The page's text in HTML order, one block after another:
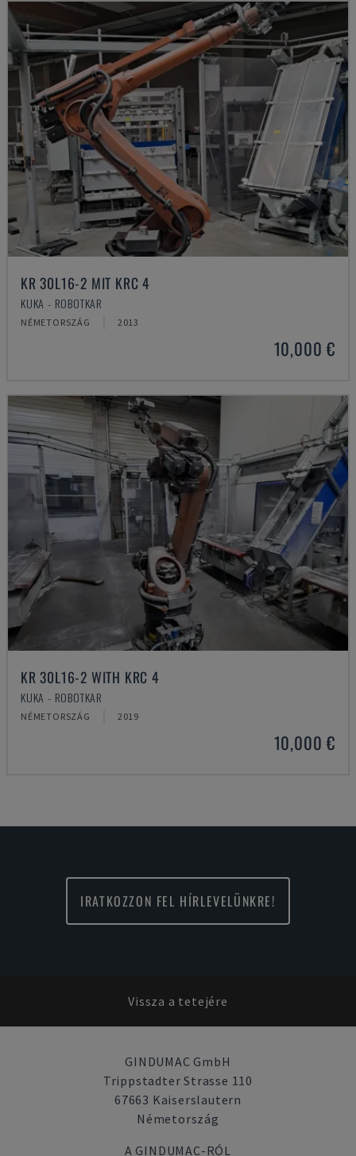
KR 30L16-2 MIT KRC 4
KUKA - ROBOTKAR
NÉMETORSZÁG 2013
10,000 €
KR 30L16-2 WITH KRC 4
KUKA - ROBOTKAR
NÉMETORSZÁG 2019
10,000 €
IRATKOZZON FEL HÍRLEVELÜNKRE!
Vissza a tetejére
GINDUMAC GmbH
Trippstadter Strasse 110
67663 Kaiserslautern
Németország
A GINDUMAC-RÓL